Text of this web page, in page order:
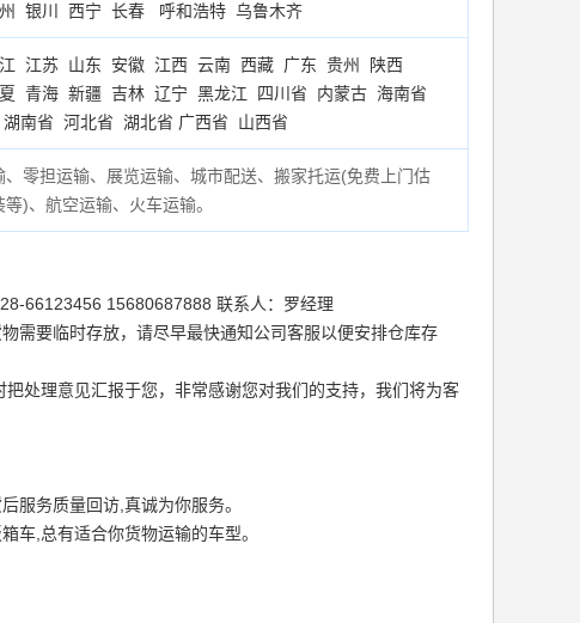
银川 西宁 长春 呼和浩特 乌鲁木齐
江苏 山东 安徽 江西 云南 西藏 广东 贵州
陕西
青海 新疆 吉林 辽宁 黑龙江 四川省 内蒙古 海南省
湖南省 河北省 湖北省 广西省 山西省
、零担运输、展览运输、城市配送、搬家托运(免费上门估
等)、航空运输、火车运输。
66123456 15680687888 联系人：罗经理
需要临时存放，请尽早最快通知公司客服以便安排仓库存
处理意见汇报于您，非常感谢您对我们的支持，我们将为客
服务质量回访,真诚为你服务。
车,总有适合你货物运输的车型。